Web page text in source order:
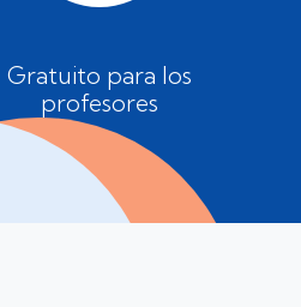
Gratuito para los
profesores